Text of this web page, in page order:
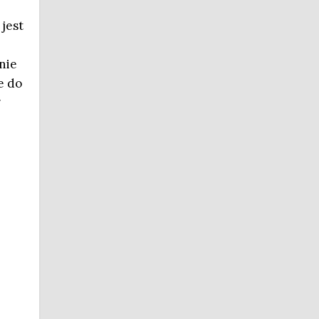
jest
do